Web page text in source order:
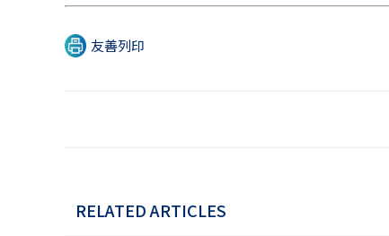
友善列印
RELATED ARTICLES